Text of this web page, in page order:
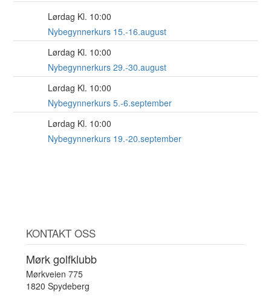
Lørdag Kl. 10:00
Nybegynnerkurs 15.-16.august
Lørdag Kl. 10:00
Nybegynnerkurs 29.-30.august
Lørdag Kl. 10:00
Nybegynnerkurs 5.-6.september
Lørdag Kl. 10:00
Nybegynnerkurs 19.-20.september
KONTAKT OSS
Mørk golfklubb
Mørkveien 775
1820 Spydeberg